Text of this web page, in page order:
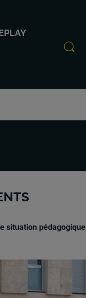
situation pédagogique